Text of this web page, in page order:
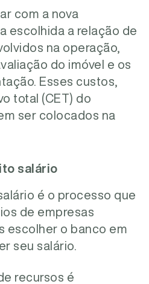
com a nova
escolhida a relação de
na operação,
do imóvel e os
Esses custos,
total (CET) do
ser colocados na
salário
é o processo que
de empresas
escolher o banco em
seu salário.
recursos é